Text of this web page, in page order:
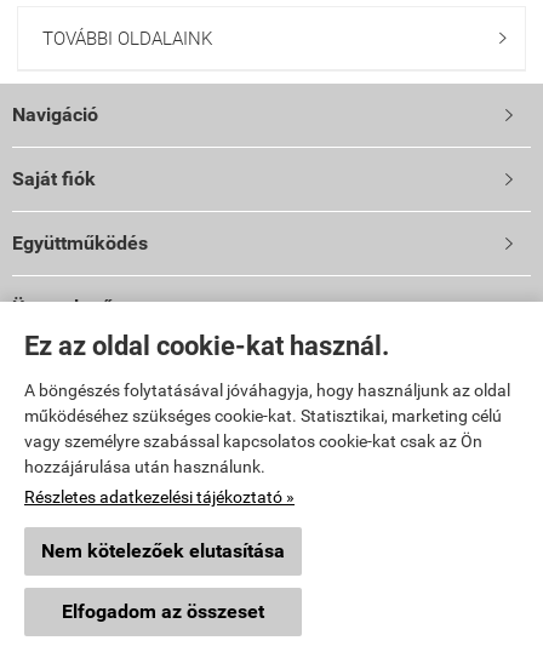
Ez az oldal cookie-kat használ.
A böngészés folytatásával jóváhagyja, hogy használjunk az oldal
működéséhez szükséges cookie-kat. Statisztikai, marketing célú
vagy személyre szabással kapcsolatos cookie-kat csak az Ön
hozzájárulása után használunk.
Részletes adatkezelési tájékoztató »
Nem kötelezőek elutasítása
Elfogadom az összeset
TOVÁBBI OLDALAINK 
Navigáció 
Saját fiók 
Együttműködés 
Üzemeltető
Vibi Kft.
TELEFON: 06 96 444 600
Webáruház készítés